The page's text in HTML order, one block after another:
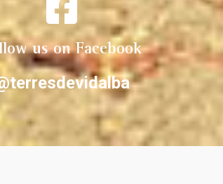
us on Facebook